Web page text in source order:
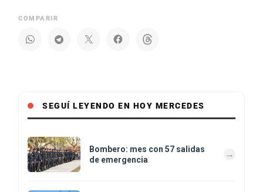
COMPARIR
SEGUÍ LEYENDO EN HOY MERCEDES
Bombero: mes con 57 salidas
de emergencia